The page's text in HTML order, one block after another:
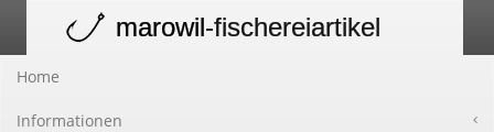
navigation
marowil-fischereiartikel
Home
Informationen